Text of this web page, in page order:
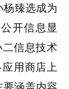
臻选成为
开信息显
二信息技术
用商店上
涵盖内容